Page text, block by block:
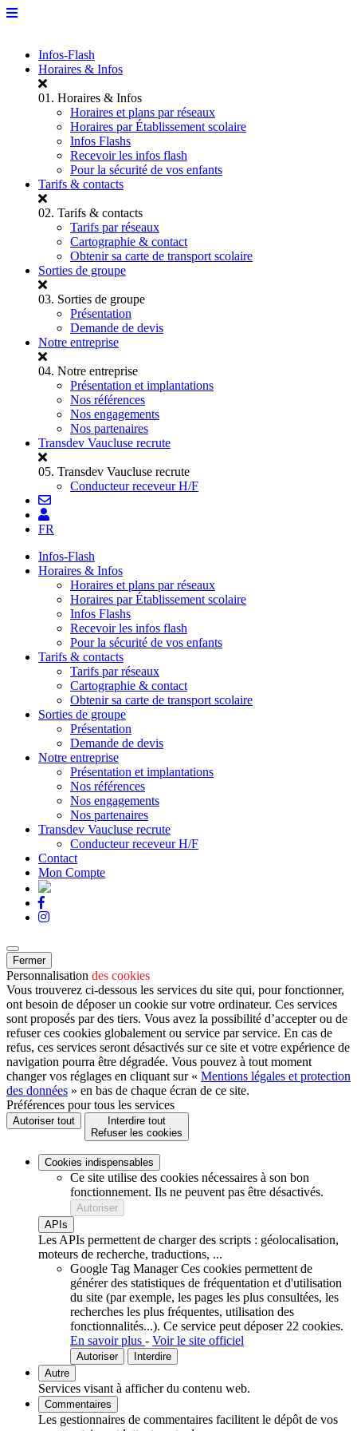
Infos-Flash
Horaires & Infos
01. Horaires & Infos
Horaires et plans par réseaux
Horaires par Établissement scolaire
Infos Flashs
Recevoir les infos flash
Pour la sécurité de vos enfants
Tarifs & contacts
02. Tarifs & contacts
Tarifs par réseaux
Cartographie & contact
Obtenir sa carte de transport scolaire
Sorties de groupe
03. Sorties de groupe
Présentation
Demande de devis
Notre entreprise
04. Notre entreprise
Présentation et implantations
Nos références
Nos engagements
Nos partenaires
Transdev Vaucluse recrute
05. Transdev Vaucluse recrute
Conducteur receveur H/F
FR
Infos-Flash
Horaires & Infos
Horaires et plans par réseaux
Horaires par Établissement scolaire
Infos Flashs
Recevoir les infos flash
Pour la sécurité de vos enfants
Tarifs & contacts
Tarifs par réseaux
Cartographie & contact
Obtenir sa carte de transport scolaire
Sorties de groupe
Présentation
Demande de devis
Notre entreprise
Présentation et implantations
Nos références
Nos engagements
Nos partenaires
Transdev Vaucluse recrute
Conducteur receveur H/F
Contact
Mon Compte
Fermer
Personnalisation des cookies
Vous trouverez ci-dessous les services du site qui, pour fonctionner,
ont besoin de déposer un cookie sur votre ordinateur. Ces services
sont proposés par des tiers. Vous avez la possibilité d’accepter ou de
refuser ces cookies globalement ou service par service. En cas de
refus, ces services seront désactivés sur ce site et votre expérience de
navigation pourra être dégradée. Vous pouvez à tout moment
changer vos réglages en cliquant sur « Mentions légales et protection
des données » en bas de chaque écran de ce site.
Préférences pour tous les services
Autoriser tout
Interdire tout
Refuser les cookies
Cookies indispensables
Ce site utilise des cookies nécessaires à son bon
fonctionnement. Ils ne peuvent pas être désactivés.
Autoriser
APIs
Les APIs permettent de charger des scripts : géolocalisation,
moteurs de recherche, traductions, ...
Google Tag Manager Ces cookies permettent de
générer des statistiques de fréquentation et d'utilisation
du site (par exemple, les pages les plus consultées, les
recherches les plus fréquentes, utilisation des
fonctionnalités...). Ce service peut déposer 22 cookies.
En savoir plus - Voir le site officiel
Autoriser
Interdire
Autre
Services visant à afficher du contenu web.
Commentaires
Les gestionnaires de commentaires facilitent le dépôt de vos